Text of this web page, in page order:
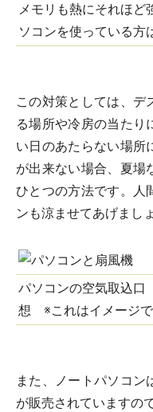
メモリも熱にそれほど
ソコンを使っている方
この対策としては、デ
る場所や冷房の当たり
い日のあたらない場所
が出来ない場合、夏場
ひとつの方法です。人
ンも涼ませてあげましょ
パソコンの空気取込口
想 ※これはイメージ
また、ノートパソコン
が販売されていますの